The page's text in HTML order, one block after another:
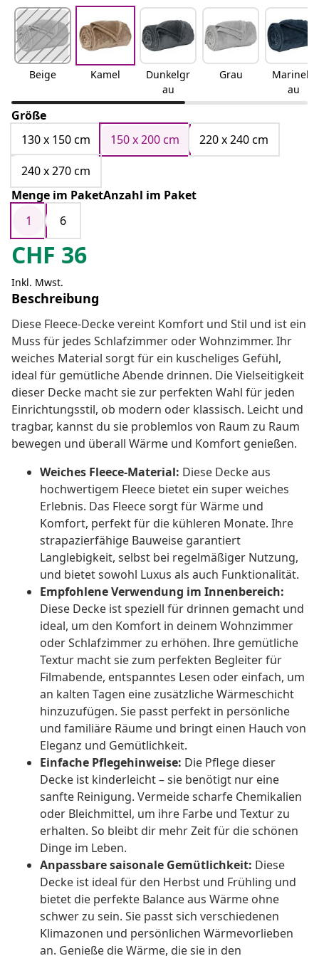
Beige Kamel
Dunkelgr
au
Grau
Marinebl
au
Größe
130 x 150 cm
150 x 200 cm
220 x 240 cm
240 x 270 cm
Menge im PaketAnzahl im Paket
1
6
CHF 36
Inkl. Mwst.
Beschreibung
Diese Fleece-Decke vereint Komfort und Stil und ist ein
Muss für jedes Schlafzimmer oder Wohnzimmer. Ihr
weiches Material sorgt für ein kuscheliges Gefühl,
ideal für gemütliche Abende drinnen. Die Vielseitigkeit
dieser Decke macht sie zur perfekten Wahl für jeden
Einrichtungsstil, ob modern oder klassisch. Leicht und
tragbar, kannst du sie problemlos von Raum zu Raum
bewegen und überall Wärme und Komfort genießen.
Weiches Fleece-Material: Diese Decke aus
hochwertigem Fleece bietet ein super weiches
Erlebnis. Das Fleece sorgt für Wärme und
Komfort, perfekt für die kühleren Monate. Ihre
strapazierfähige Bauweise garantiert
Langlebigkeit, selbst bei regelmäßiger Nutzung,
und bietet sowohl Luxus als auch Funktionalität.
Empfohlene Verwendung im Innenbereich:
Diese Decke ist speziell für drinnen gemacht und
ideal, um den Komfort in deinem Wohnzimmer
oder Schlafzimmer zu erhöhen. Ihre gemütliche
Textur macht sie zum perfekten Begleiter für
Filmabende, entspanntes Lesen oder einfach, um
an kalten Tagen eine zusätzliche Wärmeschicht
hinzuzufügen. Sie passt perfekt in persönliche
und familiäre Räume und bringt einen Hauch von
Eleganz und Gemütlichkeit.
Einfache Pflegehinweise: Die Pflege dieser
Decke ist kinderleicht – sie benötigt nur eine
sanfte Reinigung. Vermeide scharfe Chemikalien
oder Bleichmittel, um ihre Farbe und Textur zu
erhalten. So bleibt dir mehr Zeit für die schönen
Dinge im Leben.
Anpassbare saisonale Gemütlichkeit: Diese
Decke ist ideal für den Herbst und Frühling und
bietet die perfekte Balance aus Wärme ohne
schwer zu sein. Sie passt sich verschiedenen
Klimazonen und persönlichen Wärmevorlieben
an. Genieße die Wärme, die sie in den